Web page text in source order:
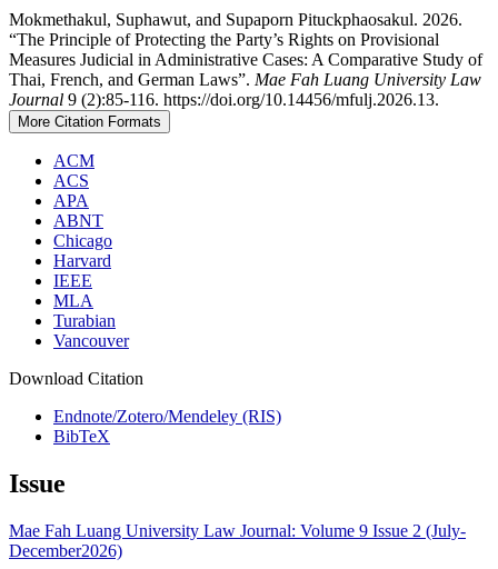
Mokmethakul, Suphawut, and Supaporn Pituckphaosakul. 2026.
“The Principle of Protecting the Party’s Rights on Provisional
Measures Judicial in Administrative Cases: A Comparative Study of
Thai, French, and German Laws”. Mae Fah Luang University Law
Journal 9 (2):85-116. https://doi.org/10.14456/mfulj.2026.13.
More Citation Formats
ACM
ACS
APA
ABNT
Chicago
Harvard
IEEE
MLA
Turabian
Vancouver
Download Citation
Endnote/Zotero/Mendeley (RIS)
BibTeX
Issue
Mae Fah Luang University Law Journal: Volume 9 Issue 2 (July-
December2026)